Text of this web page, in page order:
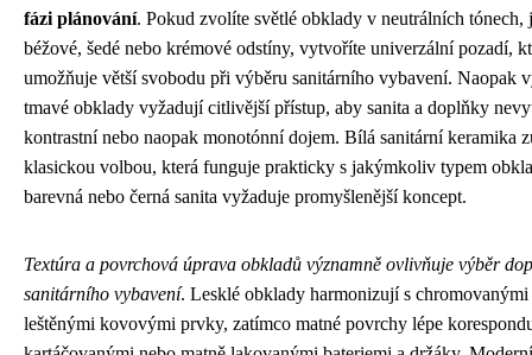
fázi plánování. Pokud zvolíte světlé obklady v neutrálních tónech,
béžové, šedé nebo krémové odstíny, vytvoříte univerzální pozadí,
umožňuje větší svobodu při výběru sanitárního vybavení. Naopak
tmavé obklady vyžadují citlivější přístup, aby sanita a doplňky
kontrastní nebo naopak monotónní dojem. Bílá sanitární keramika
klasickou volbou, která funguje prakticky s jakýmkoliv typem
barevná nebo černá sanita vyžaduje promyšlenější koncept.
Textúra a povrchová úprava obkladů významně ovlivňuje výběr
sanitárního vybavení. Lesklé obklady harmonizují s chromovanými
leštěnými kovovými prvky, zatímco matné povrchy lépe